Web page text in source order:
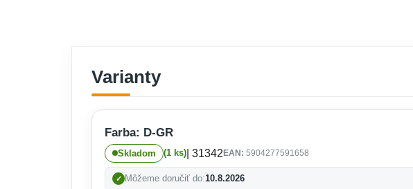
Varianty
Farba: D-GR
Skladom (1 ks) | 31342 EAN: 5904277591658
Môžeme doručiť do:10.8.2026